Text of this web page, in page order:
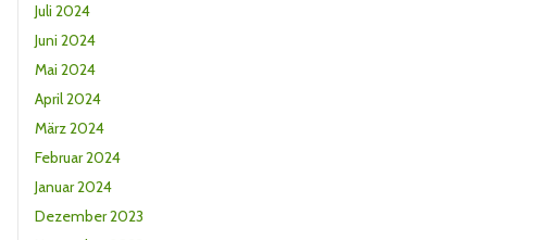
Juli 2024
Juni 2024
Mai 2024
April 2024
März 2024
Februar 2024
Januar 2024
Dezember 2023